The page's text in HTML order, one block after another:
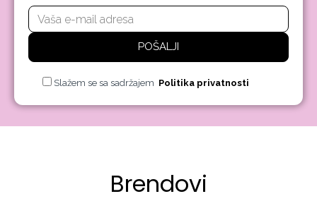
POŠALJI
Slažem se sa sadržajem Politika privatnosti
Brendovi